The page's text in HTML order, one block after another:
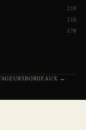
218
216
178
BORDEAUX ↔